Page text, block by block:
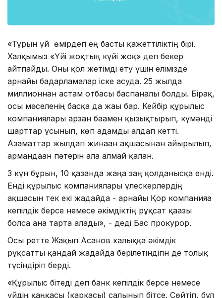
«Тұрғын үй өмірдегі ең басты қажеттіліктің бірі.
Халқымыз «Үйі жоқтың күйі жоқ» деп бекер
айтпайды. Оны қол жетімді ету үшін елімізде
арнайы бағдарламалар іске асуда. 25 жылда
миллионнан астам отбасы баспаналы болды. Бірақ,
осы мәселенің басқа да жағы бар. Кейбір құрылыс
компаниялары арзан бағамен қызықтырып, күмәнді
шарттар ұсынып, көп адамды алдап кетті.
Азаматтар жылдап жинаған ақшасынан айырылып,
армандаған пәтерін ала алмай қалған.
3 күн бұрын, 10 қазанда жаңа заң қолданысқа енді.
Енді құрылыс компаниялары үлескерлердің
ақшасын тек екі жағдайда - арнайы Қор компанияға
кепілдік берсе немесе әкімдіктің рұқсат қағазы
болса ғана тарта алады», - деді Бас прокурор.
Осы ретте Жақып Асанов халыққа әкімдік
рұқсатты қандай жағдайда берілетіндігін де толық
түсіндіріп берді.
«Құрылыс бітеді деп банк кепілдік берсе немесе
үйдің қаңқасы (каркасы) салынып бітсе. Сөйтіп, бұл